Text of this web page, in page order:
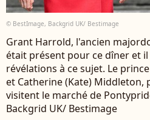
© BestImage, Backgrid UK/ Bestimage
Grant Harrold, l'ancien
était présent pour ce dîner et
révélations à ce sujet. Le
et Catherine (Kate) Middleton,
visitent le marché de
Backgrid UK/ Bestimage